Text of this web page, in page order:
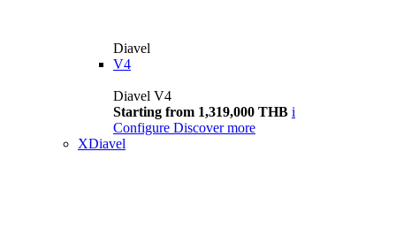
Diavel
V4
Diavel V4
Starting from 1,319,000 THB i
Configure Discover more
XDiavel